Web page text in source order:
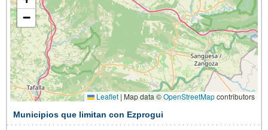
−
Leaflet | Map data ©OpenStreetMapcontributors
Municipios que limitan con Ezprogui